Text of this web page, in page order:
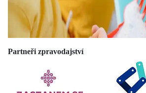
Partneři zpravodajství